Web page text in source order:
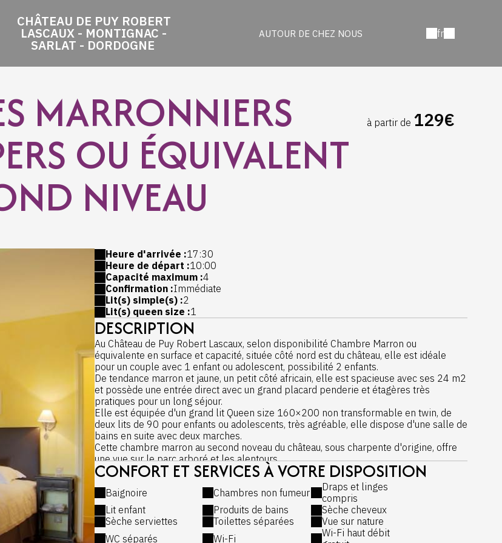
CHÂTEAU DE PUY ROBERT
LASCAUX - MONTIGNAC -
SARLAT - DORDOGNE
AUTOUR DE CHEZ NOUS fr
MARRONNIERS
OU ÉQUIVALENT
NIVEAU
à partir de 129€
Heure d'arrivée :17:30
Heure de départ :10:00
Capacité maximum :4
Confirmation :Immédiate
Lit(s) simple(s) :2
Lit(s) queen size :1
DESCRIPTION
Au Château de Puy Robert Lascaux, selon disponibilité Chambre Marron ou
équivalente en surface et capacité, située côté nord est du château, elle est idéale
pour un couple avec 1 enfant ou adolescent, possibilité 2 enfants.
De tendance marron et jaune, un petit côté africain, elle est spacieuse avec ses 24 m2
et possède une entrée direct avec un grand placard penderie et étagères très
pratiques pour un long séjour.
Elle est équipée d'un grand lit Queen size 160×200 non transformable en twin, de
deux lits de 90 pour enfants ou adolescents, très agréable, elle dispose d'une salle de
bains en suite avec deux marches.
Cette chambre marron au second noveau du château, sous charpente d'origine, offre
une vue sur le parc arboré et les alentours.
Nous vous accueillons de 17h30 à 20h00 et vous demandons de libérer les
Equipements :
- Lit Queen Size de 160 ou twin beds de 80
- 2 lits de 90/190 pour enafants ou adolescents
Matelas Springto Dynamique 4* de chez Thiriez, marque française
CONFORT ET SERVICES À VOTRE DISPOSITION
Baignoire Chambres non fumeur
Draps et linges
compris
Lit enfant
Produits de bains
Sèche cheveux
Sèche serviettes
Toilettes séparées
Vue sur nature
WC séparés
Wi-Fi
Wi-Fi haut débit